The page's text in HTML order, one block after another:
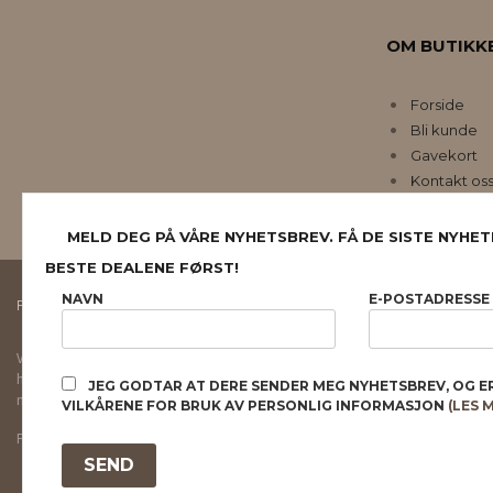
OM
Forside
Bli kunde
Gavekort
Kontakt oss
FRAKT KJØPSBETINGELSER SIKKERHET OG PERSONVERN
Vår nettbutikk bruker cookies slik at du får en bedre kjøpsopplevelse og vi kan
hovedsaklig til å lagre innloggingsdetaljer og huske hva du har puttet i
normalt om du godtar dette.Les merellerendre innstillinger for cookies.
Powered by
MELD DEG PÅ VÅRE NYHETSBREV. FÅ DE SISTE
BESTE DEALENE FØRST!
NAVN E-POSTADRESSE
JEG GODTAR AT DERE SENDER MEG NYHETSBREV, OG
VILKÅRENE FOR BRUK AV PERSONLIG INFORMASJON (LES